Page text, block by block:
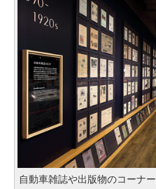
自動車雑誌や出版物のコーナー